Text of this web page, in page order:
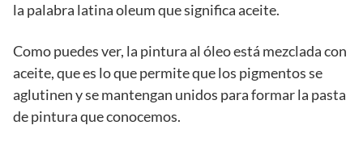
la palabra latina oleum que significa aceite.
Como puedes ver, la pintura al óleo está mezclada con
aceite, que es lo que permite que los pigmentos se
aglutinen y se mantengan unidos para formar la pasta
de pintura que conocemos.